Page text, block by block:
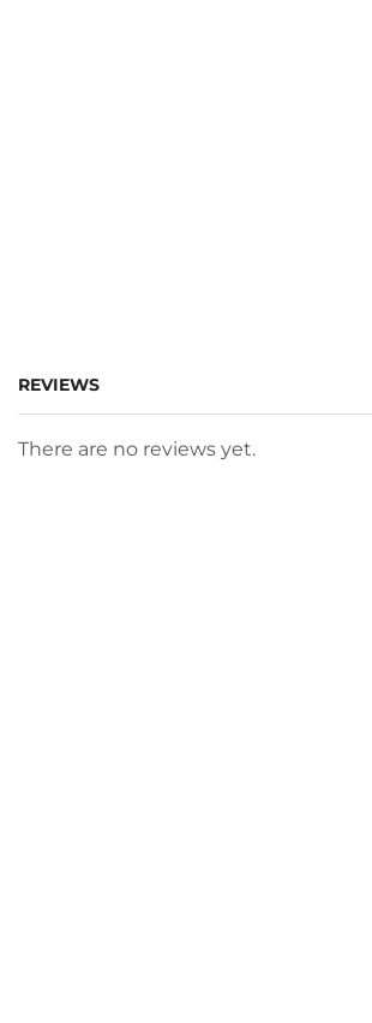
REVIEWS
There are no reviews yet.